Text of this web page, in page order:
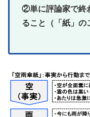
②単に評論家で終
ること（「紙」の